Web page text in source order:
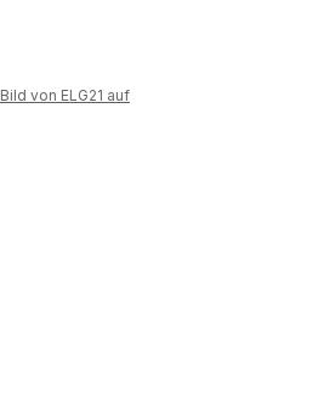
Bild von ELG21 auf